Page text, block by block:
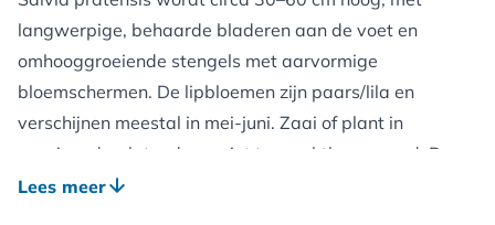
langwerpige, behaarde bladeren aan de voet en
omhooggroeiende stengels met aarvormige
bloemschermen. De lipbloemen zijn paars/lila en
verschijnen meestal in mei-juni. Zaai of plant in
zonnige, doorlatende en niet te vruchtbare grond. De
plant is winterhard; een beschermlaag van organisch
Lees meer